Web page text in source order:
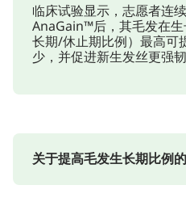
临床试验显示，志愿者连
AnaGain™后，其毛发在
长期/休止期比例）最高可
少，并促进新生发丝更强韧
关于提高毛发生长期比例